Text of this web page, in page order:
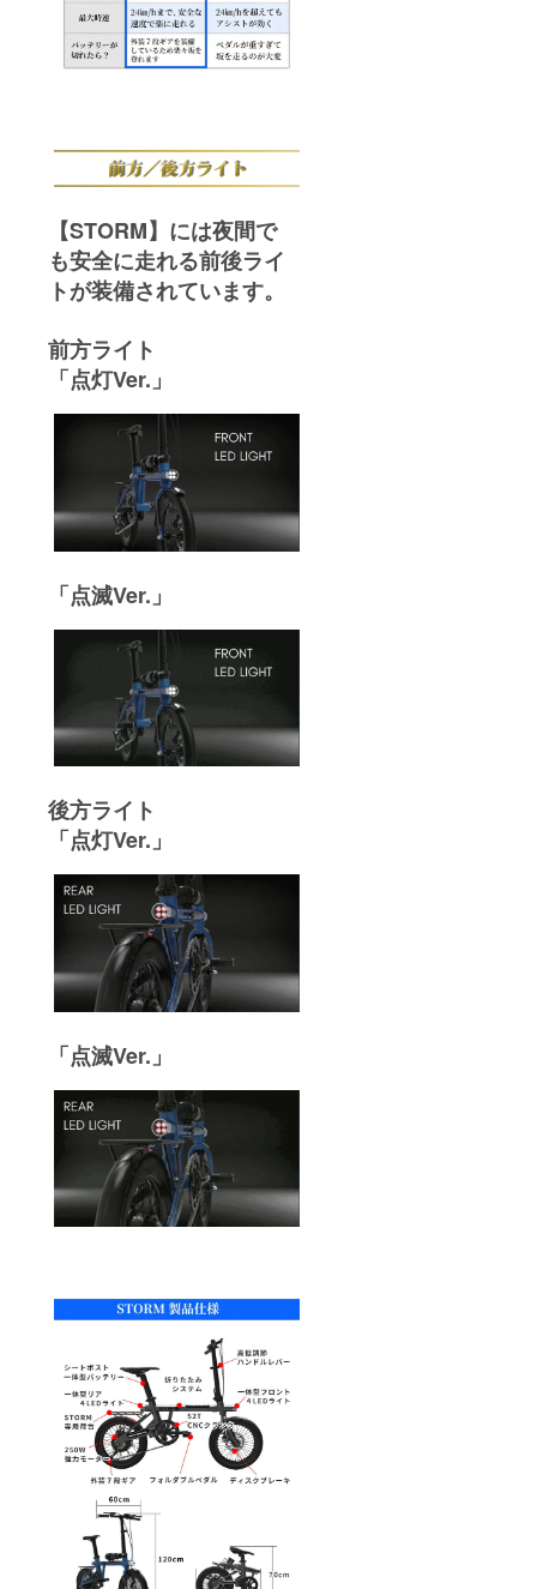
【STORM】には夜間で
も安全に走れる前後ライ
トが装備されています。
前方ライト
「点灯Ver.」
「点滅Ver.」
後方ライト
「点灯Ver.」
「点滅Ver.」